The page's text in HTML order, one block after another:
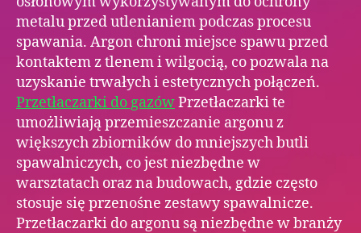
metalu przed utlenianiem podczas procesu
spawania. Argon chroni miejsce spawu przed
kontaktem z tlenem i wilgocią, co pozwala na
uzyskanie trwałych i estetycznych połączeń.
Przetłaczarki do gazówPrzetłaczarki te
umożliwiają przemieszczanie argonu z
większych zbiorników do mniejszych butli
spawalniczych, co jest niezbędne w
warsztatach oraz na budowach, gdzie często
stosuje się przenośne zestawy spawalnicze.
Przetłaczarki do argonu są niezbędne w branży